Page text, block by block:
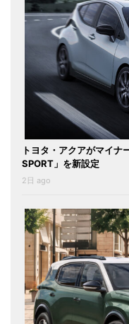
トヨタ・アクアがマイナ
SPORT」を新設定
2日 ago